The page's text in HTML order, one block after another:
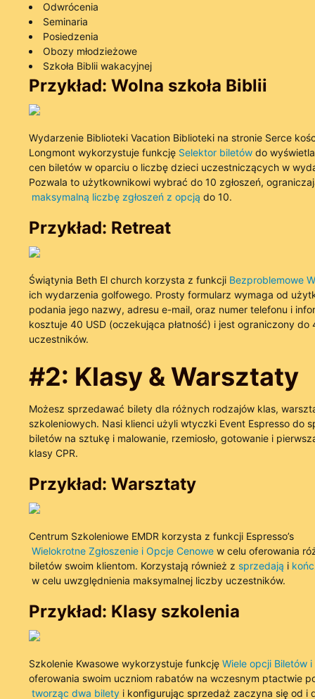
Odwrócenia
Seminaria
Posiedzenia
Obozy młodzieżowe
Szkoła Biblii wakacyjnej
Przykład: Wolna szkoła Biblii
Wydarzenie Biblioteki Vacation Biblioteki na stronie Serce
Longmont wykorzystuje funkcjęSelektor biletówdo
cen biletów w oparciu o liczbę dzieci uczestniczących w
Pozwala to użytkownikowi wybrać do 10 zgłoszeń,
maksymalną liczbę zgłoszeń z opcją do 10.
Przykład: Retreat
Świątynia Beth El church korzysta z funkcjiBezproblemowe
ich wydarzenia golfowego. Prosty formularz wymaga od
podania jego nazwy, adresu e-mail, oraz numer telefonu i
kosztuje 40 USD (oczekująca płatność) i jest ograniczony do
uczestników.
#2: Klasy & Warsztaty
Możesz sprzedawać bilety dla różnych rodzajów klas,
szkoleniowych. Nasi klienci użyli wtyczki Event Espresso do
biletów na sztukę i malowanie, rzemiosło, gotowanie i
klasy CPR.
Przykład: Warsztaty
Centrum Szkoleniowe EMDR korzysta z funkcji Espresso’s
Wielokrotne Zgłoszenie i Opcje Cenowew celu oferowania
biletów swoim klientom. Korzystają również z sprzedają i
w celu uwzględnienia maksymalnej liczby uczestników.
Przykład: Klasy szkolenia
Szkolenie Kwasowe wykorzystuje funkcjęWiele opcji Biletów i
oferowania swoim uczniom rabatów na wczesnym ptactwie
tworząc dwa biletyi konfigurując sprzedaż zaczyna się od i